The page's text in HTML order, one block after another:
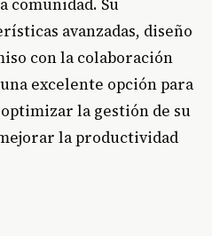
comunidad. Su
avanzadas, diseño
con la colaboración
excelente opción para
la gestión de su
la productividad